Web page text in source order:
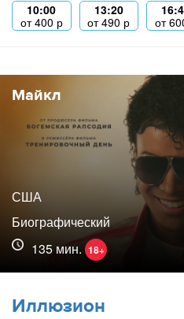
10:00
от400 р
13:20
от490 р
от
Майкл
США
Биографический
135 мин. 18+
Иллюзион